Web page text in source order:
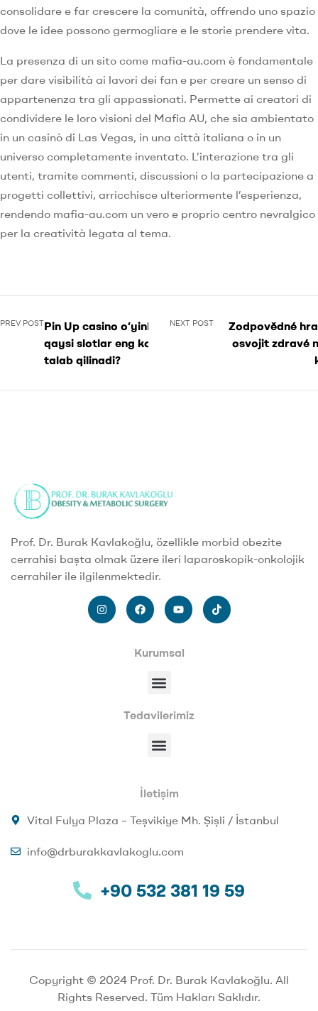
consolidare e far crescere la comunità, offrendo uno spazio
dove le idee possono germogliare e le storie prendere vita.
La presenza di un sito come mafia-au.com è fondamentale
per dare visibilità ai lavori dei fan e per creare un senso di
appartenenza tra gli appassionati. Permette ai creatori di
condividere le loro visioni del Mafia AU, che sia ambientato
in un casinò di Las Vegas, in una città italiana o in un
universo completamente inventato. L’interazione tra gli
utenti, tramite commenti, discussioni o la partecipazione a
progetti collettivi, arricchisce ulteriormente l’esperienza,
rendendo mafia-au.com un vero e proprio centro nevralgico
per la creatività legata al tema.
PREV POSTPin Up casino o’yinlari:
qaysi slotlar eng ko’p
talab qilinadi?
NEXT POST
Zodpovědné
osvojit zdravé
Prof. Dr. Burak Kavlakoğlu, özellikle morbid obezite
cerrahisi başta olmak üzere ileri laparoskopik-onkolojik
cerrahiler ile ilgilenmektedir.
Kurumsal
Tedavilerimiz
İletişim
Vital Fulya Plaza – Teşvikiye Mh. Şişli / İstanbul
info@drburakkavlakoglu.com
+90 532 381 19 59
Copyright © 2024 Prof. Dr. Burak Kavlakoğlu. All
Rights Reserved. Tüm Hakları Saklıdır.